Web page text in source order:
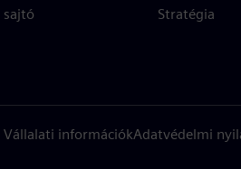
sajtó Stratégia
Vállalati információkAdatvédelmi